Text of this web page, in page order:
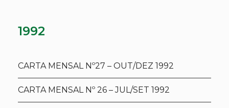
1992
CARTA MENSAL Nº27 – OUT/DEZ 1992
CARTA MENSAL Nº 26 – JUL/SET 1992